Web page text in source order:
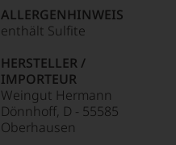
ALLERGENHINWEIS
enthält Sulfite
HERSTELLER /
IMPORTEUR
Weingut Hermann
Dönnhoff, D - 55585
Oberhausen